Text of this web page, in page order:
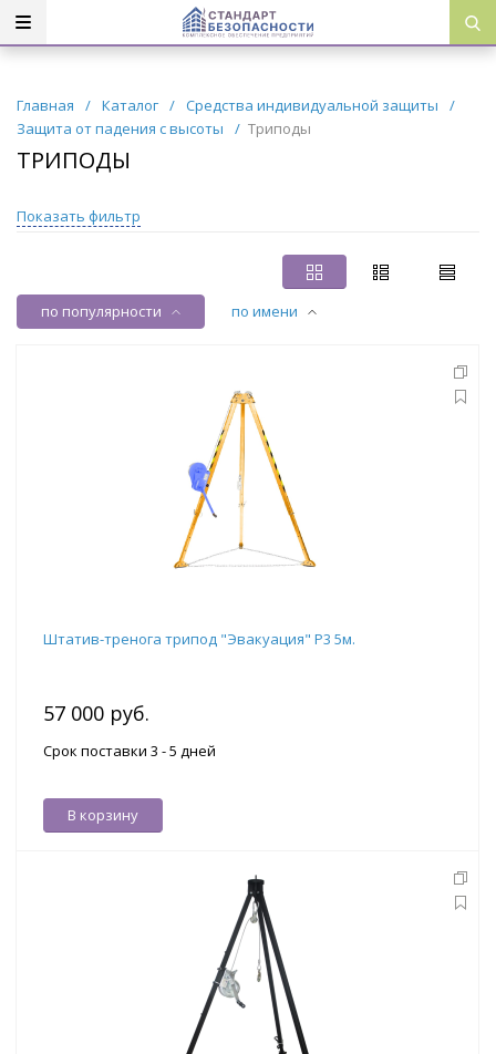
Главная / Каталог / Средства индивидуальной защиты
/
Защита от падения с высоты
/ Триподы
ТРИПОДЫ
Показать фильтр
по популярности по имени
Штатив-тренога трипод "Эвакуация" Р3 5м.
57 000 руб.
Срок поставки 3 - 5 дней
В корзину